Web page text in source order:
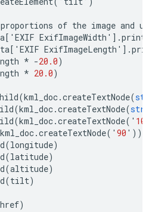
proportions of the image and
[ ' EXIF ExifImageWidth ' ] .
[ ' EXIF ExifImageLength ' ] .
* -20.0)
* 20.0)
(kml_doc.createTextNode(str
(kml_doc.createTextNode(str
(kml_doc.createTextNode( ' 10
kml_doc.createTextNode( ' 90 ' ))
(longitude)
(latitude)
(altitude)
(tilt)
href)